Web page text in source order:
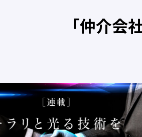
「仲介会